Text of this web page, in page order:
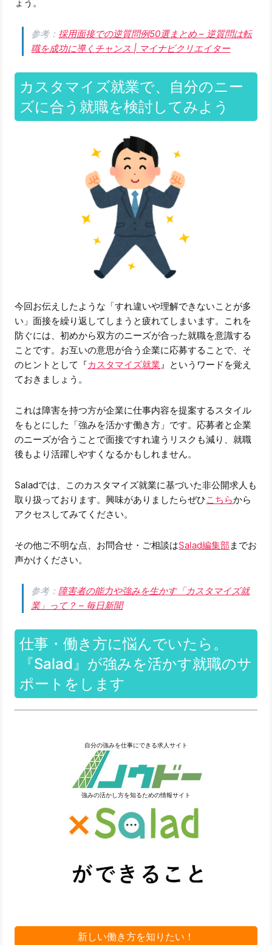
ょう。
参考： 採用面接での逆質問例50選まとめ – 逆質問は転
職を成功に導くチャンス | マイナビクリエイター
カスタマイズ就業で、自分のニー
ズに合う就職を検討してみよう
今回お伝えしたような「すれ違いや理解できないことが多
い」面接を繰り返してしまうと疲れてしまいます。これを
防ぐには、初めから双方のニーズが合った就職を意識する
ことです。お互いの意思が合う企業に応募することで、そ
のヒントとして『カスタマイズ就業 』というワードを覚え
ておきましょう。
これは障害を持つ方が企業に仕事内容を提案するスタイル
をもとにした「強みを活かす働き方」です。応募者と企業
のニーズが合うことで面接ですれ違うリスクも減り、就職
後もより活躍しやすくなるかもしれません。
Saladでは、このカスタマイズ就業に基づいた非公開求人も
取り扱っております。興味がありましたらぜひこちらから
アクセスしてみてください。
その他ご不明な点、お問合せ・ご相談はSalad編集部 までお
声かけください。
参考： 障害者の能力や強みを生かす「カスタマイズ就
業」って？ – 毎日新聞
仕事・働き方に悩んでいたら。
『Salad』が強みを活かす就職のサ
ポートをします
自分の強みを仕事にできる求人サイト
強みの活かし方を知るための情報サイト
新しい働き方を知りたい！